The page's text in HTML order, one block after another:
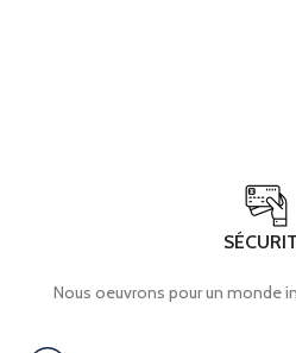
Nous oeuvrons pour un monde